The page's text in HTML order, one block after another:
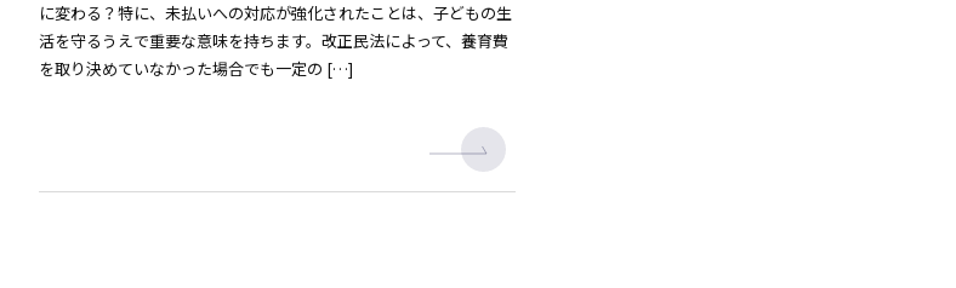
に変わる？特に、未払いへの対応が強化されたことは、子どもの生
活を守るうえで重要な意味を持ちます。改正民法によって、養育費
を取り決めていなかった場合でも一定の […]